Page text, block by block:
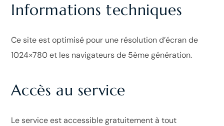
Informations techniques
Ce site est optimisé pour une résolution d’écran de
1024×780 et les navigateurs de 5ème génération.
Accès au service
Le service est accessible gratuitement à tout